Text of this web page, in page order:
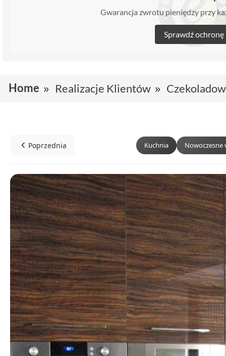
Gwarancja zwrotu pieniędzy przy
Sprawdź ochronę
Home Realizacje Klientów
Poprzednia Kuchnia Nowoczesne